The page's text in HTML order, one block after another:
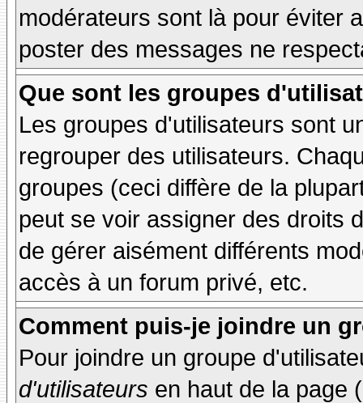
modérateurs sont là pour éviter
poster des messages ne
Que sont les groupes
Les groupes d'utilisateurs sont
regrouper des utilisateurs.
groupes (ceci diffère de la
peut se voir assigner des droits
de gérer aisément différents
accès à un forum privé, etc.
Comment puis-je joindre un
Pour joindre un groupe
d'utilisateurs en haut de la page